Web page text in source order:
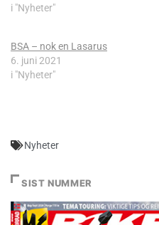
i "Nyheter"
BSA – nok en Lasarus
6. juni 2021
i "Nyheter"
Nyheter
SIST NUMMER